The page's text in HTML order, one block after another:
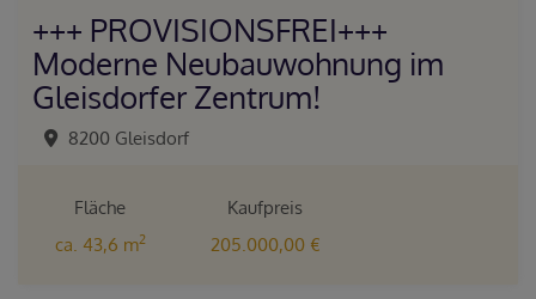
+++ PROVISIONSFREI+++
Moderne Neubauwohnung im
Gleisdorfer Zentrum!
8200 Gleisdorf
Fläche
ca. 43,6 m2
Kaufpreis
205.000,00 €